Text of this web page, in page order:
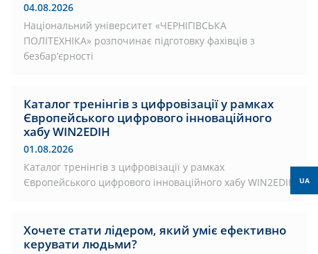
04.08.2026
Національний університет «ЧЕРНІГІВСЬКА
ПОЛІТЕХНІКА» розпочинає підготовку фахівців з
безбар’єрності
Каталог тренінгів з цифровізації у рамках
Європейського цифрового інноваційного
хабу WIN2EDIH
01.08.2026
Каталог тренінгів з цифровізації у рамках
Європейського цифрового інноваційного хабу WIN2EDIH
Хочете стати лідером, який уміє ефективно
керувати людьми?
UA